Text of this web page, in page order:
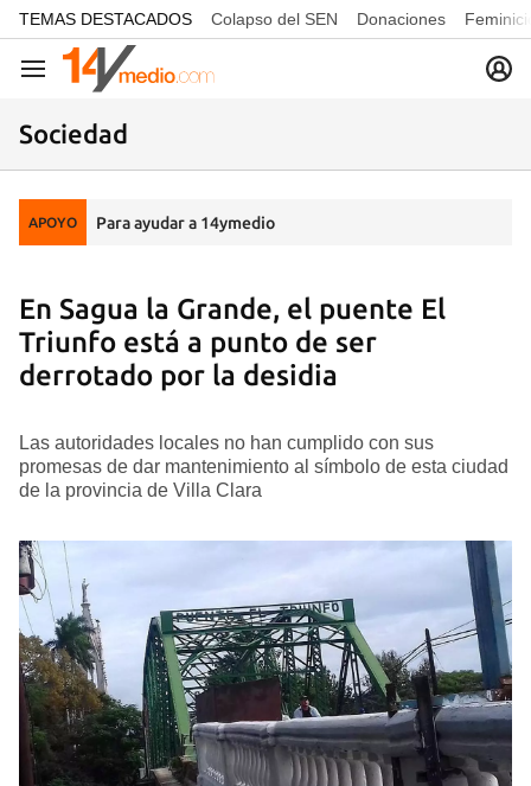
common.go-to-content
TEMAS DESTACADOS Colapso del SEN Donaciones
Navegación
Sociedad
APOYO Para ayudar a 14ymedio
En Sagua la Grande, el puente El
Triunfo está a punto de ser
derrotado por la desidia
Las autoridades locales no han cumplido con sus
promesas de dar mantenimiento al símbolo de esta ciudad
de la provincia de Villa Clara